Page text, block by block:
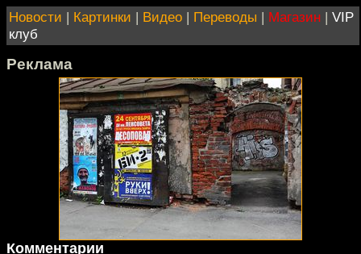
Новости | Картинки | Видео | Переводы | Магазин | VIP
клуб
Реклама
Комментарии